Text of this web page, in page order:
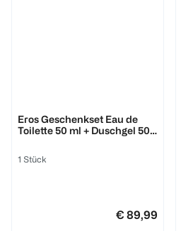
Eros Geschenkset Eau de
Toilette 50 ml + Duschgel 50
1 Stück
€ 89,99